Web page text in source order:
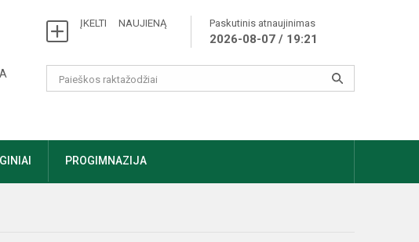
ĮKELTI NAUJIENĄ Paskutinis atnaujinimas
2026-08-07 / 19:21
PROGIMNAZIJA